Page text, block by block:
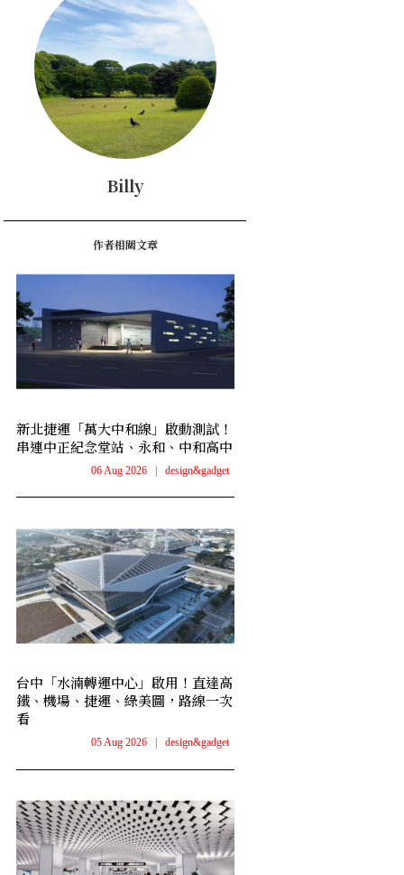
Billy
作者相關文章
新北捷運「萬大中和線」啟動測試！
串連中正紀念堂站、永和、中和高中
06 Aug 2026 | design&gadget
台中「水湳轉運中心」啟用！直達高
鐵、機場、捷運、綠美圖，路線一次
看
05 Aug 2026 design&gadget